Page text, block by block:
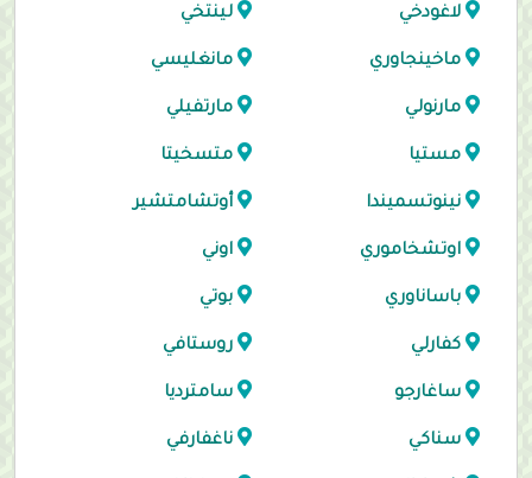
لاغودخي لينتخي
ماخينجاوري مانغليسي
مارنولي مارتفيلي
مستيا متسخيتا
نينوتسميندا أوتشامتشير
اوتشخاموري اوني
باساناوري بوتي
كفارلي روستافي
ساغارجو سامترديا
سناكي ناغفارفي